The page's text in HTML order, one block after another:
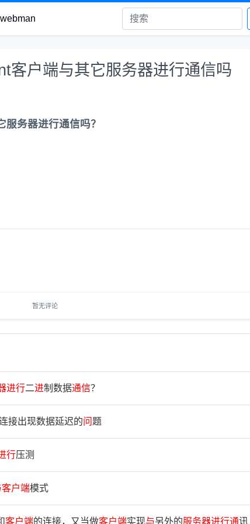
webman
客户端与其它服务器进行通信吗
务器进行通信吗？
暂无评论
进行二进制数据通信？
接出现数据延迟的问题
行压测
客户端模式
客户端的连接，又当做客户端实现与另外的服务器进行通讯